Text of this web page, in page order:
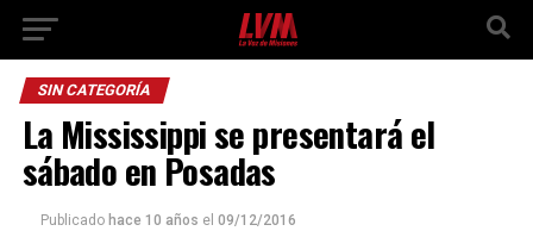
SIN CATEGORÍA
La Mississippi se presentará el
sábado en Posadas
Publicado hace 10 años el 09/12/2016